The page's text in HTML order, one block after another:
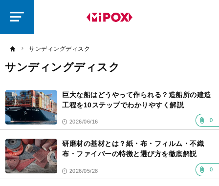
サンディングディスク
サンディングディスク
巨大な船はどうやって作られる？造船所の建造
工程を10ステップでわかりやすく解説
2026/06/16 0
研磨材の基材とは？紙・布・フィルム・不織
布・ファイバーの特徴と選び方を徹底解説
2026/05/28 0